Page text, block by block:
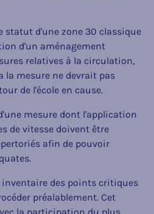
statut d'une zone 30 classique
d'un aménagement
relatives à la circulation,
la mesure ne devrait pas
de l'école en cause.
mesure dont l'application
de vitesse doivent être
afin de pouvoir
inventaire des points critiques
préalablement. Cet